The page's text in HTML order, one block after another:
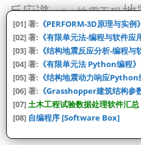
反应谱地震动地震工程地
有限元混凝土滞回曲
结构分析结构设计编
数据 软件选波钢结构骨架曲
[01] 著: 《PERFORM-3D原理与实例》
[02] 著: 《有限单元法-编程与软件应
[03] 著: 《结构地震反应分析-编程与
[04] 著: 《有限单元法 Python编程》
[05] 著: 《结构地震动力响应Python
[06] 著: 《Grasshopper建筑结构参
[07]土木工程试验数据处理软件汇总
[08] 自编程序 [Software Box]